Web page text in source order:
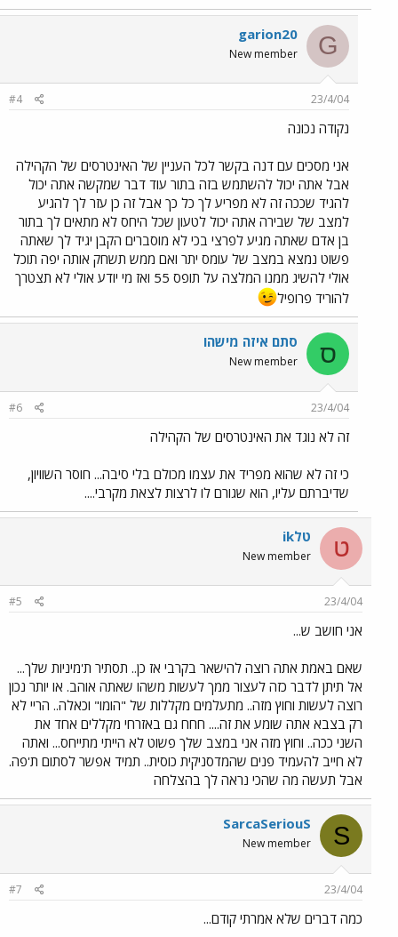
G
garion20
New member
23/4/04
#4
נקודה נכונה
אני מסכים עם דנה בקשר לכל העניין של האינטרסים של הקהילה
אבל אתה יכול להשתמש בזה בתור עוד דבר שמקשה אתה יכול
להגיד שככה זה לא מפריע לך כל כך אבל זה כן עזר לך להגיע
למצב של שבירה אתה יכול לטעון שכל היחס לא מתאים לך בתור
בן אדם שאתה מגיע לפרצי בכי לא מוסברים הקבן יגיד לך שאתה
פשוט נמצא במצב של עומס יתר ואם ממש תשחק אותה יפה תוכל
אולי להשיג ממנו המלצה על תופס 55 ואז מי יודע אולי לא תצטרך
להוריד פרופיל
ס סתם איזה מישהו
New member
23/4/04
#6
זה לא נוגד את האינטרסים של הקהילה
כי זה לא שהוא מפריד את עצמו מכולם בלי סיבה... חוסר השוויון,
שדיברתם עליו, הוא שגורם לו לרצות לצאת מקרבי....
ט טלik
New member
23/4/04
#5
אני חושב ש...
שאם באמת אתה רוצה להישאר בקרבי אז כן.. תסתיר ת'מיניות שלך...
אל תיתן לדבר כזה לעצור ממך לעשות משהו שאתה אוהב. או יותר נכון
רוצה לעשות וחוץ מזה.. מתעלמים מקללות של "הומו" וכאלה.. הריי לא
רק בצבא אתה שומע את זה.... חחח גם באזרחי מקללים אחד את
השני ככה.. וחוץ מזה אני במצב שלך פשוט לא הייתי מתייחס... ואתה
לא חייב להעמיד פנים שהמדסניקית כוסית.. תמיד אפשר לסתום ת'פה.
אבל תעשה מה שהכי נראה לך בהצלחה
S
SarcaSeriouS
New member
23/4/04
#7
כמה דברים שלא אמרתי קודם...